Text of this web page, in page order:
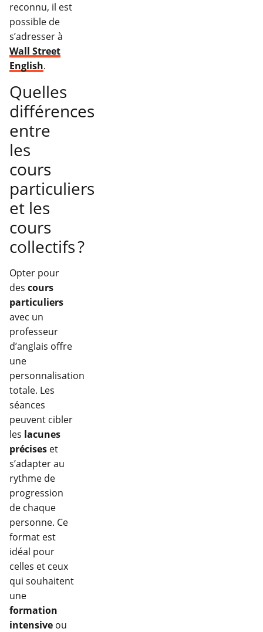
reconnu, il est
possible de
s’adresser à
Wall Street
English.
Quelles
différences
entre
les
cours
particuliers
et les
cours
collectifs ?
Opter pour
des cours
particuliers
avec un
professeur
d’anglais offre
une
personnalisation
totale. Les
séances
peuvent cibler
les lacunes
précises et
s’adapter au
rythme de
progression
de chaque
personne. Ce
format est
idéal pour
celles et ceux
qui souhaitent
une
formation
intensive ou